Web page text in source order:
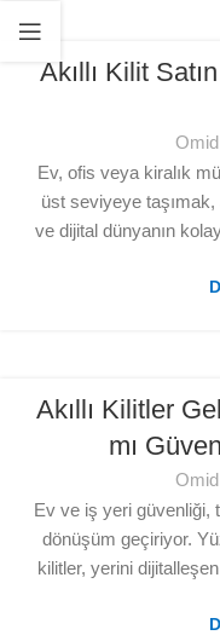
Akıllı Kilit
Ev, ofis veya kiralık
üst seviyeye
ve dijital dünyanın
Akıllı Kilitler
mı
Ev ve iş yeri güvenliği,
dönüşüm geçiriyor.
kilitler, yerini